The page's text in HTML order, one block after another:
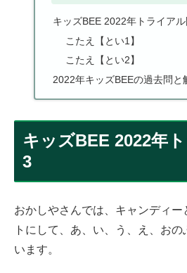
キッズBEE 2022年トライア
こたえ【とい1】
こたえ【とい2】
2022年キッズBEEの過去問と
キッズBEE 2022年
3
おかしやさんでは、キャンディー
トにして、あ、い、う、え、おの
います。